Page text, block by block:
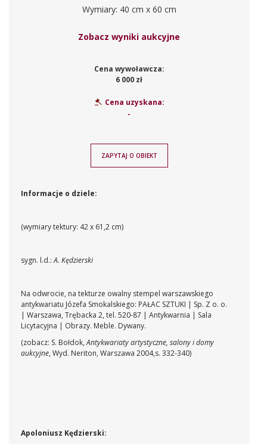
Wymiary: 40 cm x 60 cm
Zobacz wyniki aukcyjne
Cena wywoławcza:
6 000 zł
Cena uzyskana:
-
ZAPYTAJ O OBIEKT
Informacje o dziele:
(wymiary tektury: 42 x 61,2 cm)
sygn. l.d.:A. Kędzierski
Na odwrocie, na tekturze owalny stempel warszawskiego
antykwariatu Józefa Smokalskiego: PAŁAC SZTUKI | Sp. Z o. o.
| Warszawa, Trębacka 2, tel. 520-87 | Antykwarnia | Sala
Licytacyjna | Obrazy. Meble. Dywany.
(zobacz: S. Bołdok,Antykwariaty artystyczne, salony i domy
aukcyjne, Wyd. Neriton, Warszawa 2004,s. 332-340)
Apoloniusz Kędzierski: